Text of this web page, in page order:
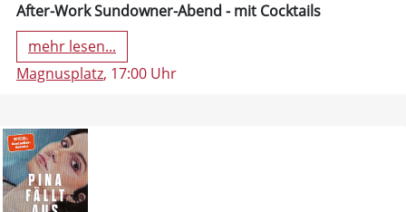
After-Work Sundowner-Abend - mit Cocktails
mehr lesen...
Magnusplatz, 17:00 Uhr